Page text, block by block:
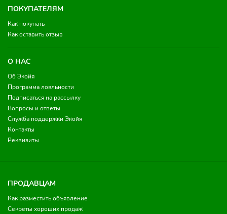
ПОКУПАТЕЛЯМ
Как покупать
Как оставить отзыв
О НАС
Об Экойя
Программа лояльности
Подписаться на рассылку
Вопросы и ответы
Служба поддержки Экойя
Контакты
Реквизиты
ПРОДАВЦАМ
Как разместить объявление
Секреты хороших продаж